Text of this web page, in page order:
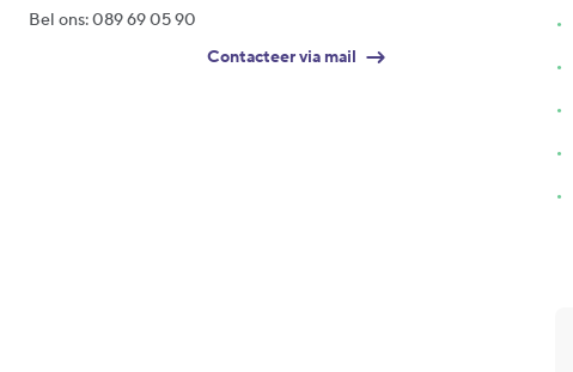
Bel ons: 089 69 05 90
Contacteer via mail